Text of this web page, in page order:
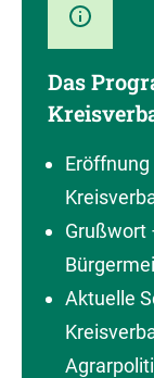
Das
Grußwort
Aktuelle